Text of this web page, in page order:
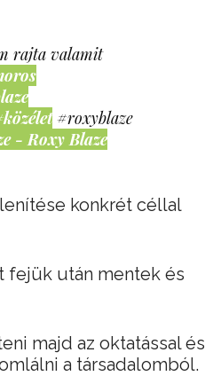
rajta valamit
#roxyblaze
- Roxy Blaze
konkrét céllal
fejük után mentek és
majd az oktatással és
a társadalomból.